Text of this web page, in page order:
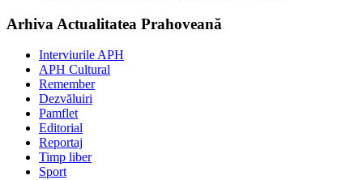
Arhiva Actualitatea Prahoveană
Interviurile APH
APH Cultural
Remember
Dezvăluiri
Pamflet
Editorial
Reportaj
Timp liber
Sport